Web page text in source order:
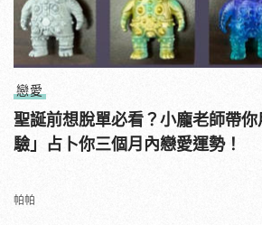
戀愛
聖誕前想脫單必看？小龐老師帶你
驗」占卜你三個月內戀愛運勢！
帕帕